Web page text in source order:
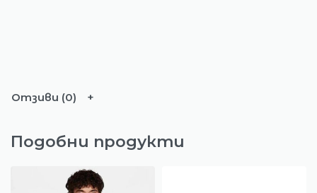
Отзиви (0)
Подобни продукти